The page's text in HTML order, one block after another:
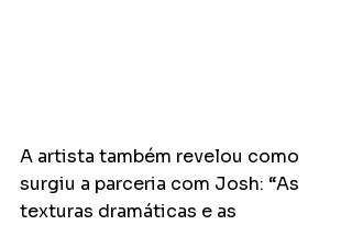
A artista também revelou como
surgiu a parceria com Josh: “As
texturas dramáticas e as